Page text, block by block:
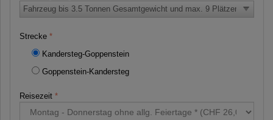
Strecke
Kandersteg-Goppenstein
Goppenstein-Kandersteg
Reisezeit